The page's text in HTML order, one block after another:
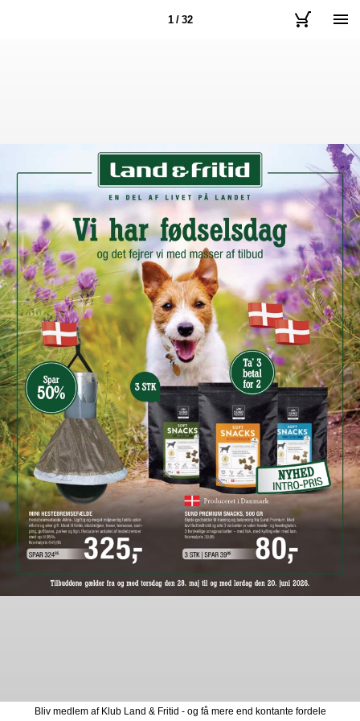
1 / 32
Bliv medlem af Klub Land & Fritid - og få mere end kontante fordele